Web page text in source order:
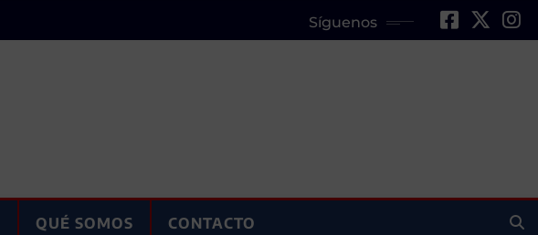
Síguenos
QUÉ SOMOS CONTACTO